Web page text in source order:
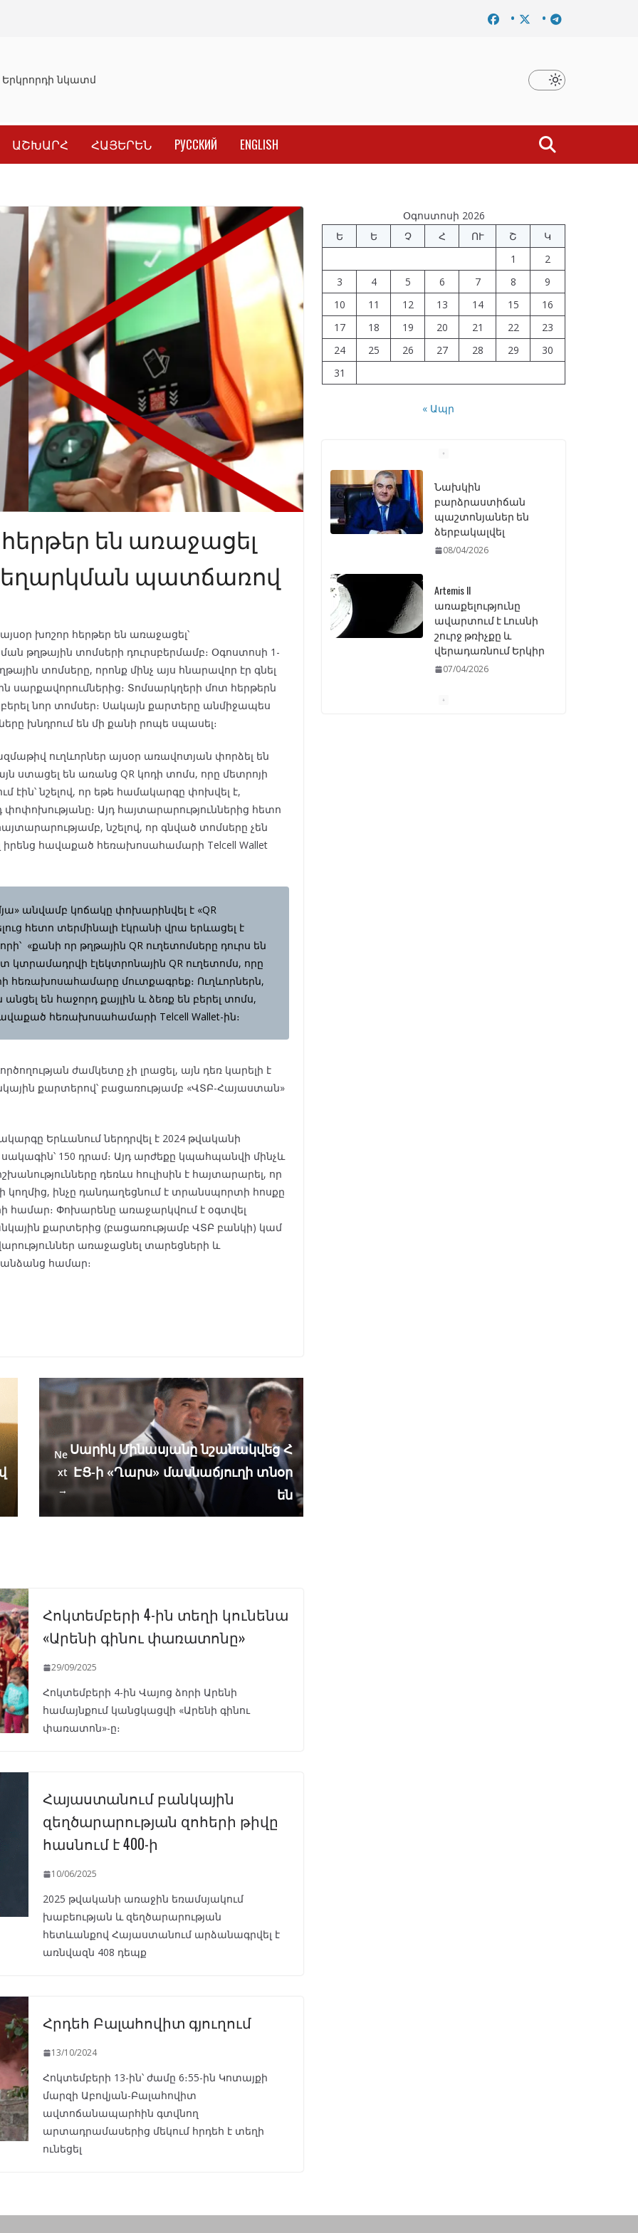
նկատմամբ սահմանափակման վերացման որոշումը Նախկին բարձրաստիճան պաշտոնյաներ են
ԱՇԽԱՐՀ ՀԱՅԵՐԵՆ РУССКИЙ ENGLISH
են առաջացել
պատճառով
խոշոր հերթեր են առաջացել՝
թղթային տոմսերի դուրսբերմամբ։ Օգոստոսի 1-
տոմսերը, որոնք մինչ այս հնարավոր էր գնել
սարքավորումներից։ Տոմսարկղերի մոտ հերթերն
բերել նոր տոմսեր։ Սակայն քարտերը անմիջապես
խնդրում են մի քանի րոպե սպասել։
ուղևորներ այսօր առավոտյան փորձել են
ստացել են առանց QR կոդի տոմս, որը մետրոյի
էին՝ նշելով, որ եթե համակարգը փոխվել է,
Այդ հայտարարություններից հետո
նշելով, որ գնված տոմսերը չեն
իրենց հավաքած հեռախոսահամարի Telcell Wallet
անվամբ կոճակը փոխարինվել է «QR
հետո տերմինալի էկրանի վրա երևացել է
«քանի որ թղթային QR ուղետոմսերը դուրս են
կտրամադրվի էլեկտրոնային QR ուղետոմս, որը
հեռախոսահամարը մուտքագրեք։ Ուղևորներն,
են հաջորդ քայլին և ձեռք են բերել տոմս,
հեռախոսահամարի Telcell Wallet-ին։
ժամկետը չի լրացել, այն դեռ կարելի է
քարտերով՝ բացառությամբ «ՎՏԲ-Հայաստան»
Երևանում ներդրվել է 2024 թվականի
150 դրամ։ Այդ արժեքը կպահպանվի մինչև
դեռևս հուլիսին է հայտարարել, որ
կողմից, ինչը դանդաղեցնում է տրանսպորտի հոսքը
համար։ Փոխարենը առաջարկվում է օգտվել
քարտերից (բացառությամբ ՎՏԲ բանկի) կամ
առաջացնել տարեցների և
համար։
Ne
xt
→
Սարիկ Մինասյանը նշանակվեց Հ
ԷՑ-ի «Ղարս» մասնաճյուղի տնօր
են
Հոկտեմբերի 4-ին տեղի կունենա
«Արենի գինու փառատոնը»
29/09/2025
Հոկտեմբերի 4-ին Վայոց ձորի Արենի
համայնքում կանցկացվի «Արենի գինու
փառատոն»-ը։
Հայաստանում բանկային
զեղծարարության զոհերի թիվը
հասնում է 400-ի
10/06/2025
2025 թվականի առաջին եռամսյակում
խաբեության և զեղծարարության
հետևանքով Հայաստանում արձանագրվել է
առնվազն 408 դեպք
Հրդեհ Բալահովիտ գյուղում
13/10/2024
Հոկտեմբերի 13-ին՝ ժամը 6։55-ին Կոտայքի
մարզի Աբովյան-Բալահովիտ
ավտոճանապարհին գտվնող
արտադրամասերից մեկում հրդեհ է տեղի
ունեցել
Օգոստոսի 2026
Ե
Ե Չ Հ ՈՒ Շ
Կ
1
2
3
4 5 6 7 8
9
10
11 12 13 14 15
16
17
18 19 20 21 22
23
24
25 26 27 28 29
30
31
« Ապր
բարձրաստիճան
ձերբակալվել
08/04/2026
Artemis II
շուրջ թռիչքը և
վերադառնում Երկիր
07/04/2026
ԱԺ–ում առաջին
ընդունվեց